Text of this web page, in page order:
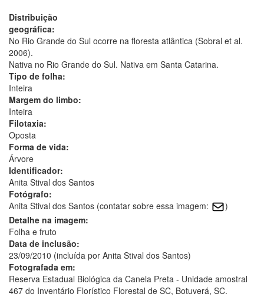
Distribuição
geográfica:
No Rio Grande do Sul ocorre na floresta atlântica (Sobral et al.
2006).
Nativa no Rio Grande do Sul. Nativa em Santa Catarina.
Tipo de folha:
Inteira
Margem do limbo:
Inteira
Filotaxia:
Oposta
Forma de vida:
Árvore
Identificador:
Anita Stival dos Santos
Fotógrafo:
Anita Stival dos Santos (contatar sobre essa imagem:
)
Detalhe na imagem:
Folha e fruto
Data de inclusão:
23/09/2010 (incluída por Anita Stival dos Santos)
Fotografada em:
Reserva Estadual Biológica da Canela Preta - Unidade amostral
467 do Inventário Florístico Florestal de SC, Botuverá, SC.